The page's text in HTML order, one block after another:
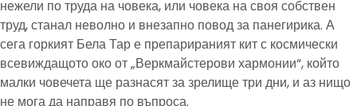
нежели по труда на човека, или човека на своя собствен
труд, станал неволно и внезапно повод за панегирика. А
сега горкият Бела Тар е препарираният кит с космически
всевиждащото око от „Веркмайстерови хармонии“, който
малки човечета ще разнасят за зрелище три дни, и аз нищо
не мога да направя по въпроса.